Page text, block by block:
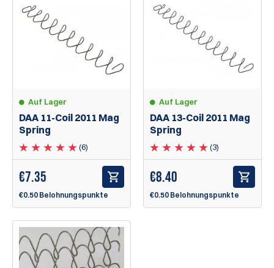
Auf Lager
DAA 11-Coil 2011 Mag
Spring
(6)
€7.35
€0.50 Belohnungspunkte
Auf Lager
DAA 13-Coil 2011 Mag
Spring
(3)
€8.40
€0.50 Belohnungspunkte